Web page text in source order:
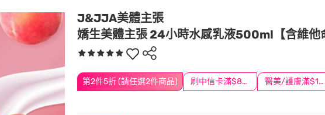
J&JJA美體主張
嬌生美體主張 24小時水感乳液500ml【含維他
第2件5折 (請任選2件商品) 刷中信卡滿$888送3萬點 醫美/護膚滿$1200送$200